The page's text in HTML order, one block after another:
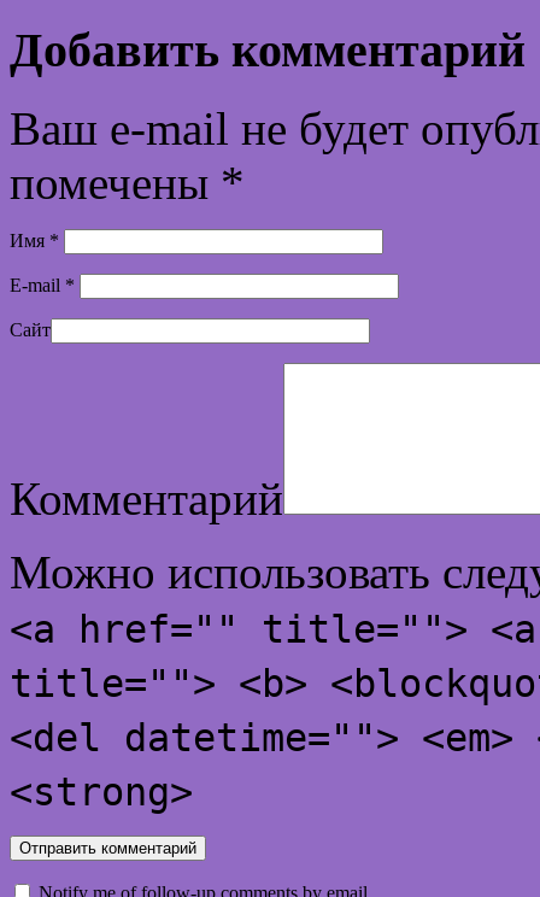
Добавить комментарий
Ваш e-mail не будет
помечены *
Имя *
E-mail *
Сайт
Комментарий
Можно использовать
<a href="" title="">
title=""> <b>
<del datetime="">
<strong>
Notify me of follow-up comments by email.